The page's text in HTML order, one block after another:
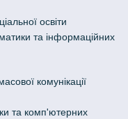
освіти
та інформаційних
комунікації
та комп'ютерних